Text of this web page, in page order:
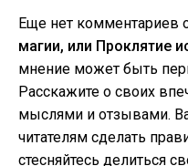
Еще нет комментариев
магии, или Проклятие
мнение может быть
Расскажите о своих
мыслями и отзывами.
читателям сделать
стесняйтесь делиться